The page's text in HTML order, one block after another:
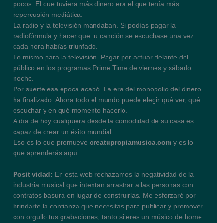
pocos. El que tuviera más dinero era el que tenía más
repercusión mediática.
La radio y la televisión mandaban. Si podías pagar la
radiofórmula y hacer que tu canción se escuchase una vez
cada hora habías triunfado.
Lo mismo para la televisión. Pagar por actuar delante del
público en los programas Prime Time de viernes y sábado
noche.
Por suerte esa época acabó. La era del monopolio del dinero
ha finalizado. Ahora todo el mundo puede elegir qué ver, qué
escuchar y en qué momento hacerlo.
A día de hoy cualquiera desde la comodidad de su casa es
capaz de crear un éxito mundial.
Eso es lo que promuevecreatupropiamusica.com y es lo
que aprenderás aquí.
Positividad: En esta web rechazamos la negatividad de la
industria musical que intentan arrastrar a las personas con
contratos basura en lugar de construirlas. Me esforzaré por
brindarte la confianza que necesitas para publicar y promover
con orgullo tus grabaciones, tanto si eres un músico de home